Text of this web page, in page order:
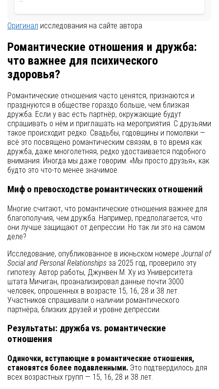
Оригинал исследования на сайте автора
Романтические отношения и дружба:
что важнее для психического
здоровья?
Романтические отношения часто ценятся, признаются и
празднуются в обществе гораздо больше, чем близкая
дружба. Если у вас есть партнёр, окружающие будут
спрашивать о нём и приглашать на мероприятия. С друзьями
такое происходит редко. Свадьбы, годовщины и помолвки —
всё это посвящено романтическим связям, в то время как
дружба, даже многолетняя, редко удостаивается подобного
внимания. Иногда мы даже говорим: «Мы просто друзья», как
будто это что-то менее значимое.
Миф о превосходстве романтических отношений
Многие считают, что романтические отношения важнее для
благополучия, чем дружба. Например, предполагается, что
они лучше защищают от депрессии. Но так ли это на самом
деле?
Исследование, опубликованное в июньском номере Journal of
Social and Personal Relationships за 2025 год, проверило эту
гипотезу. Автор работы, Джунвен М. Ху из Университета
штата Мичиган, проанализировал данные почти 3000
человек, опрошенных в возрасте 15, 16, 28 и 38 лет.
Участников спрашивали о наличии романтического
партнёра, близких друзей и уровне депрессии.
Результаты: дружба vs. романтические
отношения
Одиночки, вступающие в романтические отношения,
становятся более подавленными. Это подтвердилось для
всех возрастных групп — 15, 16, 28 и 38 лет.